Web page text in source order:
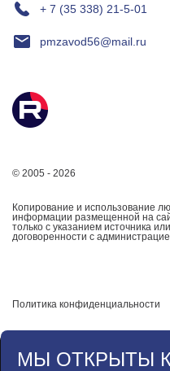
+ 7 (35 338) 21-5-01
pmzavod56@mail.ru
© 2005 - 2026
Копирование и использование
информации размещенной на
только с указанием источника
договоренности с
Политика конфиденциальности
МЫ ОТКРЫТЫ К